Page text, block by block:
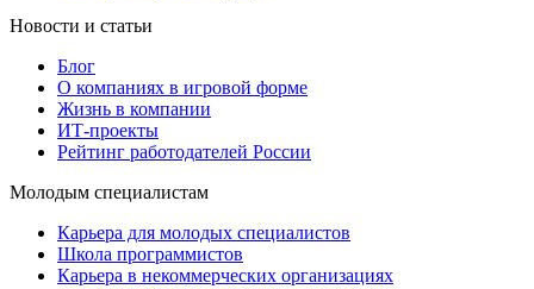
Новости и статьи
Блог
О компаниях в игровой форме
Жизнь в компании
ИТ-проекты
Рейтинг работодателей России
Молодым специалистам
Карьера для молодых специалистов
Школа программистов
Карьера в некоммерческих организациях